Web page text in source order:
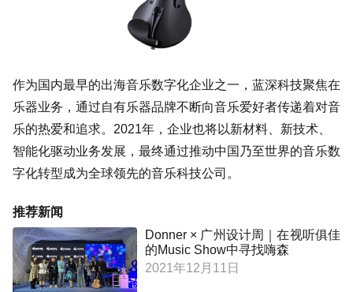
作为国内最早的出海音乐数字化企业之一，蓝深科技聚焦在
乐器业务，通过自有乐器品牌不断向音乐爱好者传递着对音
乐的热爱和追求。2021年，企业也将以新材料、新技术、
智能化驱动业务发展，最终通过推动中国乃至世界的音乐数
字化转型成为全球领先的音乐科技公司。
推荐新闻
Donner × 广州设计周｜在视听俱佳
的Music Show中寻找嗨森
2021年12月11日